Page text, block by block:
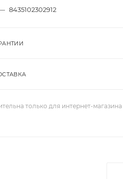
8435102302912
только для интернет-